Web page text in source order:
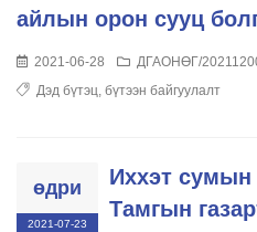
айлын орон сууц
2021-06-28
ДГАОНӨГ/
Дэд бүтэц, бүтээн байгуулалт
өдри
2021-07-23
Иххэт сумын
Тамгын